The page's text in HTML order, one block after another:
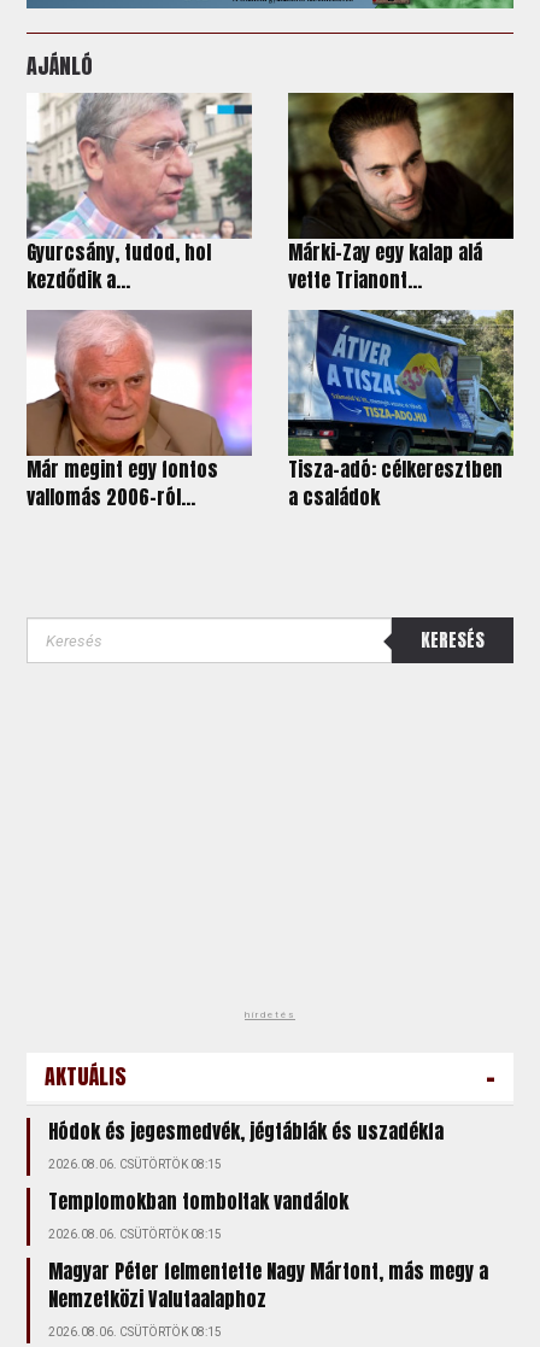
AJÁNLÓ
Gyurcsány, tudod, hol
kezdődik a...
Márki-Zay egy kalap alá
vette Trianont...
Már megint egy fontos
vallomás 2006-ról...
Tisza-adó: célkeresztben
a családok
KERESÉS
hirdetés
AKTUÁLIS -
Hódok és jegesmedvék, jégtáblák és uszadékfa
2026.08.06. CSÜTÖRTÖK 08:15
Templomokban tomboltak vandálok
2026.08.06. CSÜTÖRTÖK 08:15
Magyar Péter felmentette Nagy Mártont, más megy a
Nemzetközi Valutaalaphoz
2026.08.06. CSÜTÖRTÖK 08:15